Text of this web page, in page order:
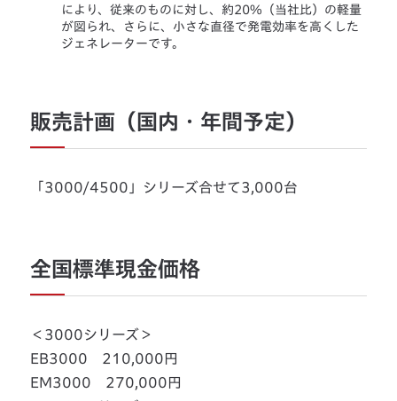
により、従来のものに対し、約20%（当社比）の軽量
が図られ、さらに、小さな直径で発電効率を高くした
ジェネレーターです。
販売計画（国内・年間予定）
「3000/4500」シリーズ合せて3,000台
全国標準現金価格
＜3000シリーズ＞
EB3000 210,000円
EM3000 270,000円